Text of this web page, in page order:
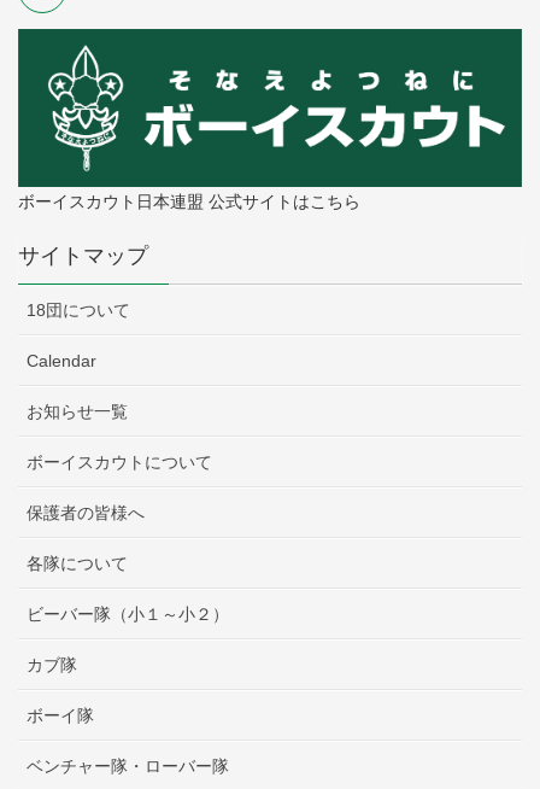
ボーイスカウト日本連盟 公式サイトはこちら
サイトマップ
18団について
Calendar
お知らせ一覧
ボーイスカウトについて
保護者の皆様へ
各隊について
ビーバー隊（小１～小２）
カブ隊
ボーイ隊
ベンチャー隊・ローバー隊